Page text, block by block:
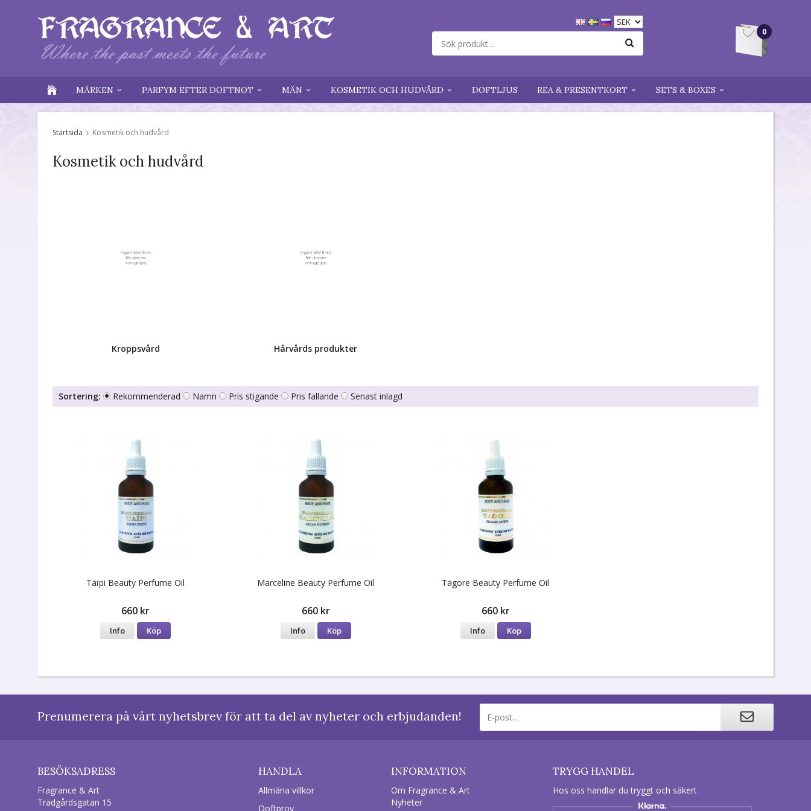
0
MÄRKEN PARFYM EFTER DOFTNOT MÄN KOSMETIK OCH HUDVÅRD DOFTLJUS REA & PRESENTKORT SETS & BOXES
Startsida Kosmetik och hudvård
Kosmetik och hudvård
Kroppsvård Hårvårds produkter
Sortering: Rekommenderad Namn Pris stigande Pris fallande Senast inlagd
Taïpi Beauty Perfume Oil
660 kr
Info Köp
Marceline Beauty Perfume Oil
660 kr
Info Köp
Tagore Beauty Perfume Oil
660 kr
Info Köp
Prenumerera på vårt nyhetsbrev för att ta del av nyheter och erbjudanden!
BESÖKSADRESS
Fragrance & Art
Trädgårdsgatan 15
HANDLA
Allmäna villkor
Doftprov
INFORMATION
Om Fragrance & Art
Nyheter
TRYGG HANDEL
Hos oss handlar du tryggt och säkert